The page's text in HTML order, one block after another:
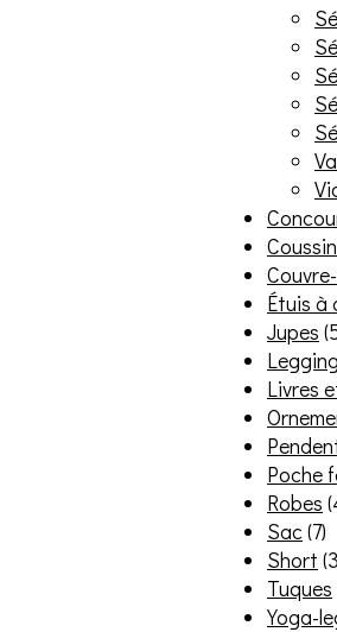
Étuis à
Jupes
Livres
Poche
Robes
Sac(7)
Short
Tuques
Yoga-